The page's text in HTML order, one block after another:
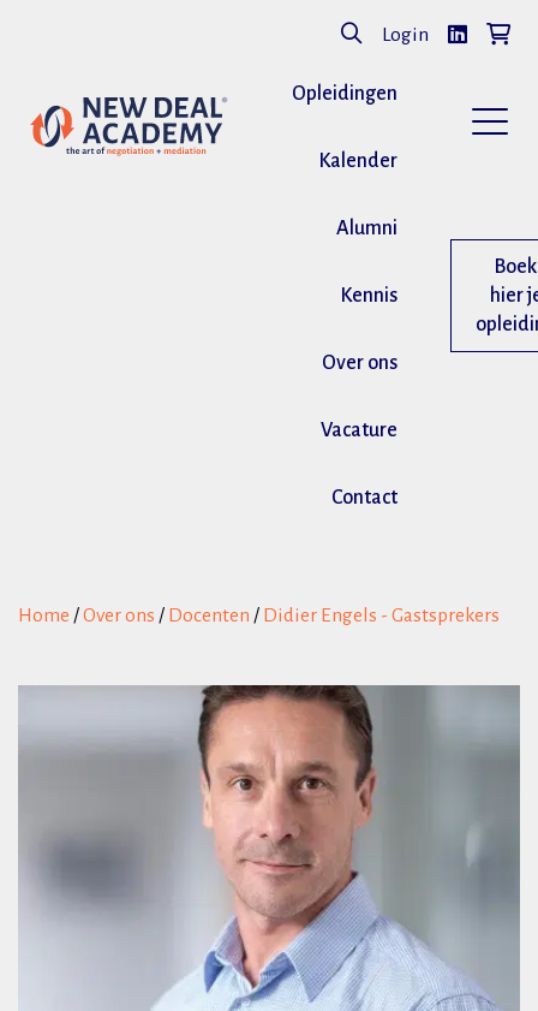
Login
Opleidingen
Kalender
Alumni
Kennis
Over ons
Vacature
Contact
Boek
hier
Home /Over ons / Docenten / Didier Engels - Gastsprekers